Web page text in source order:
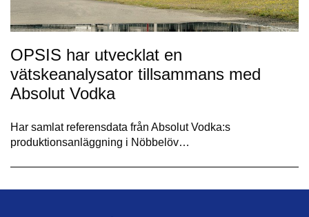
OPSIS har utvecklat en
vätskeanalysator tillsammans med
Absolut Vodka
Har samlat referensdata från Absolut Vodka:s
produktionsanläggning i Nöbbelöv…